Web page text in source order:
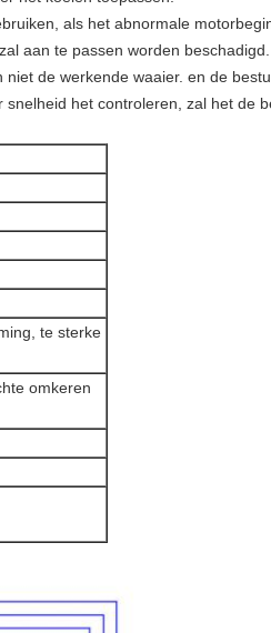
als het abnormale
aan te passen worden beschadigd.
de werkende waaier. en de
het controleren, zal het de
te sterke
omkeren